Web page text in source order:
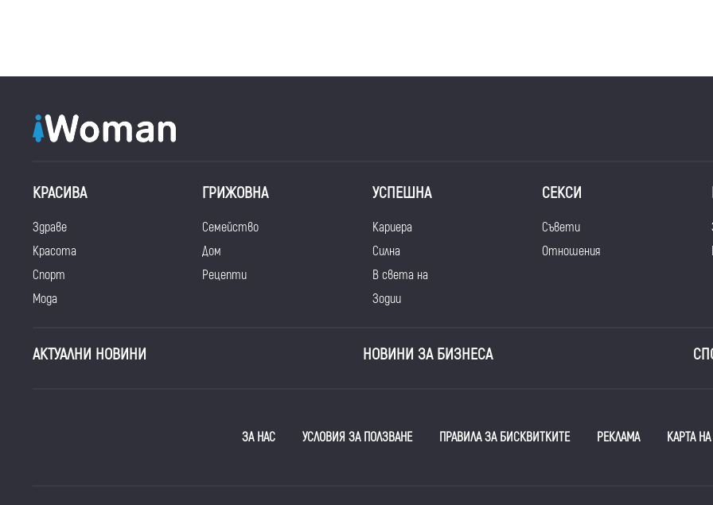
КРАСИВА
Здраве
Красота
Спорт
Мода
ГРИЖОВНА
Семейство
Дом
Рецепти
УСПЕШНА
Кариера
Силна
В света на
Зодии
СЕКСИ
Съвети
Отношения
АКТУАЛНИ НОВИНИ НОВИНИ ЗА БИЗНЕСА
ЗА НАС УСЛОВИЯ ЗА ПОЛЗВАНЕ ПРАВИЛА ЗА БИСКВИТКИТЕ РЕКЛАМА КАРТА